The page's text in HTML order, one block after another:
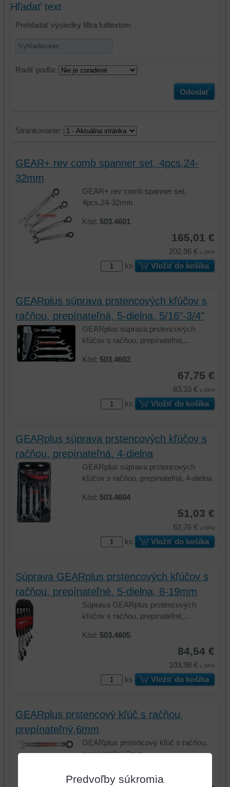
Hľadať text
Prehľadať výsledky filtra fulltextom
Radiť podľa:
Odoslať
Stránkovanie:
GEAR+ rev comb spanner set, 4pcs,24-
32mm
GEAR+ rev comb spanner set,
4pcs,24-32mm
Kód: 503.4601
165,01 €
202,96 € s DPH
ks Vložiť do košíka
GEARplus súprava prstencových kľúčov s
račňou, prepínateľná, 5-dielna, 5/16"-3/4"
GEARplus súprava prstencových
kľúčov s račňou, prepínateľná,...
Kód: 503.4602
67,75 €
83,33 € s DPH
ks Vložiť do košíka
GEARplus súprava prstencových kľúčov s
račňou, prepínateľná, 4-dielna
GEARplus súprava prstencových
kľúčov s račňou, prepínateľná, 4-dielna
Kód: 503.4604
51,03 €
62,76 € s DPH
ks Vložiť do košíka
Súprava GEARplus prstencových kľúčov s
račňou, prepínateľné, 5-dielna, 8-19mm
Súprava GEARplus prstencových
kľúčov s račňou, prepínateľné,...
Kód: 503.4605
84,54 €
103,98 € s DPH
ks Vložiť do košíka
GEARplus prstencový kľúč s račňou,
prepínateľný,6mm
GEARplus prstencový kľúč s račňou,
prepínateľný,6mm
Predvoľby súkromia